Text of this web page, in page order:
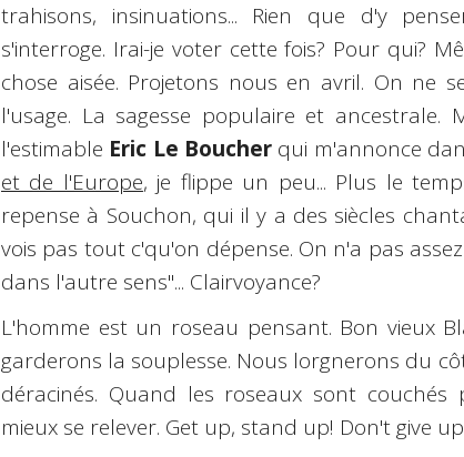
trahisons, insinuations... Rien que d'y
s'interroge. Irai-je voter cette fois? Pour qui?
chose aisée. Projetons nous en avril. On ne
l'usage. La sagesse populaire et ancestrale.
l'estimable Eric Le Boucher qui m'annonce
et de l'Europe, je flippe un peu... Plus le
repense à Souchon, qui il y a des siècles
vois pas tout c'qu'on dépense. On n'a pas
dans l'autre sens"... Clairvoyance?
L'homme est un roseau pensant. Bon vieux
garderons la souplesse. Nous lorgnerons du
déracinés. Quand les roseaux sont
mieux se relever. Get up, stand up! Don't give